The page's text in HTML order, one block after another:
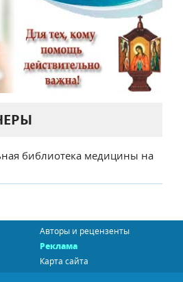
библиотека медицины на
Авторы и рецензенты
Реклама
Карта сайта